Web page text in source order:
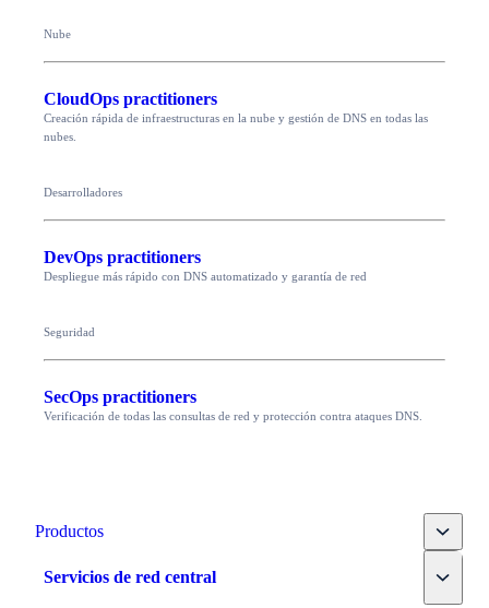
Nube
CloudOps practitioners
Creación rápida de infraestructuras en la nube y gestión de DNS en todas las
nubes.
Desarrolladores
DevOps practitioners
Despliegue más rápido con DNS automatizado y garantía de red
Seguridad
SecOps practitioners
Verificación de todas las consultas de red y protección contra ataques DNS.
Productos Toggle
Servicios de red central Toggle